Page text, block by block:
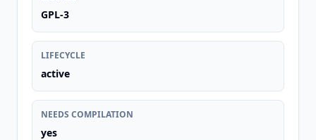
GPL-3
LIFECYCLE
active
NEEDS COMPILATION
yes